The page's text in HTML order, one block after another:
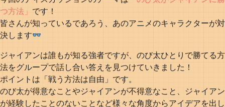
つ方法」 です！
皆さんが知っているであろう、あのアニメのキャラクターが対
決します
ジャイアンは誰もが知る強者ですが、のび太ひとりで勝てる方
法をグループで話し合い答えを見つけていきました！
ポイントは「戦う方法は自由」です。
のび太が得意なことやジャイアンが不得意なこと、ジャイアン
が経験したことのないことなど様々な角度からアイデアを出し